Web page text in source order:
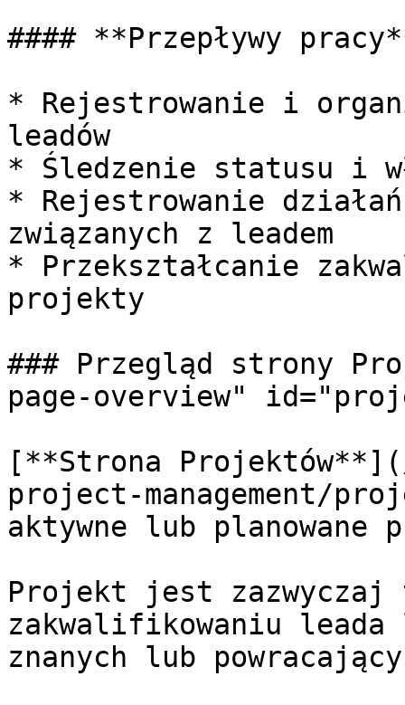
#### **Przepływy
* Rejestrowanie i
leadów
* Śledzenie statusu i
* Rejestrowanie
związanych z leadem
* Przekształcanie
projekty
### Przegląd strony
page-overview"
[**Strona
project-management/
aktywne lub planowane
Projekt jest zazwyczaj
zakwalifikowaniu leada
znanych lub